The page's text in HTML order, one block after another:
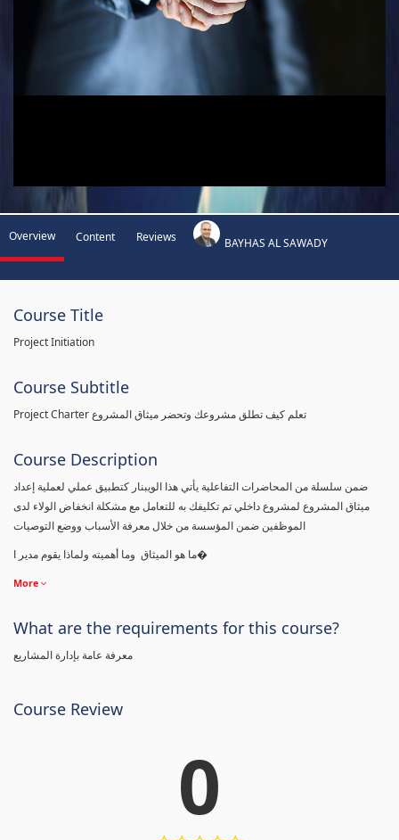
Overview Content Reviews BAYHAS AL SAWADY
Course Title
Project Initiation
Course Subtitle
Project Charter تعلم كيف تطلق مشروعك وتحضر ميثاق المشروع
Course Description
ضمن سلسلة من المحاضرات التفاعلية يأتي هذا الويبنار كتطبيق عملي لعملية إعداد
ميثاق المشروع لمشروع داخلي تم تكليفك به للتعامل مع مشكلة انخفاض الولاء لدى
الموظفين ضمن المؤسسة من خلال معرفة الأسباب ووضع التوصيات
ما هو الميثاق وما أهميته ولماذا يقوم مدير ا�
More
What are the requirements for this course?
معرفة عامة بإدارة المشاريع
Course Review
0